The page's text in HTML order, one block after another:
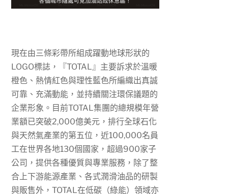
現在由三條彩帶所組成躍動地球形狀的
LOGO標誌，『TOTAL 』主要訴求於溫暖
橙色、熱情紅色與理性藍色所編織出真誠
可靠、充滿動能，並持續關注環保議題的
企業形象。目前TOTAL集團的總規模年營
業額已突破2,000億美元，排行全球石化
與天然氣產業的第五位，近100,000名員
工在世界各地130個國家，超過900家子
公司，提供各種優質與專業服務，除了整
合上下游能源產業、各式潤滑油品的研製
與販售外，TOTAL在低碳（綠能）領域亦